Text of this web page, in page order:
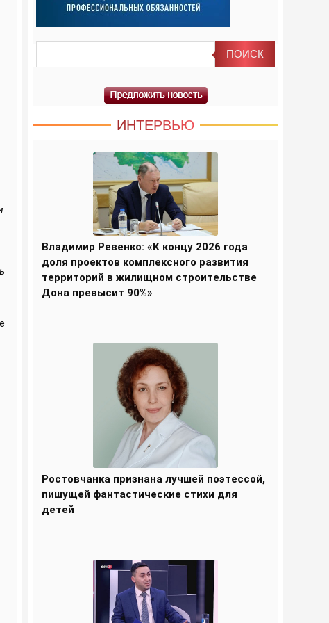
ИНТЕРВЬЮ
Владимир Ревенко: «К концу 2026 года
доля проектов комплексного развития
территорий в жилищном строительстве
Дона превысит 90%»
Ростовчанка признана лучшей поэтессой,
пишущей фантастические стихи для
детей